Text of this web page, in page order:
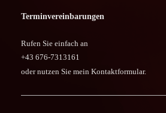
Terminvereinbarungen
Rufen Sie einfach an
+43 676-7313161
oder nutzen Sie mein Kontaktformular.